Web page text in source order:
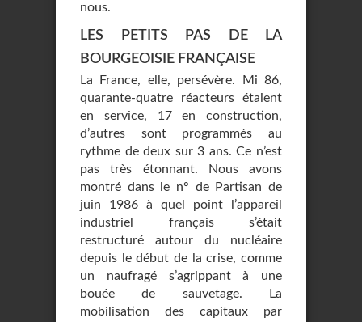
nous.
LES PETITS PAS DE LA
BOURGEOISIE FRANÇAISE
La France, elle, persévère. Mi 86,
quarante-quatre réacteurs étaient
en service, 17 en construction,
d’autres sont programmés au
rythme de deux sur 3 ans. Ce n’est
pas très étonnant. Nous avons
montré dans le n° de Partisan de
juin 1986 à quel point l’appareil
industriel français s’était
restructuré autour du nucléaire
depuis le début de la crise, comme
un naufragé s’agrippant à une
bouée de sauvetage. La
mobilisation des capitaux par